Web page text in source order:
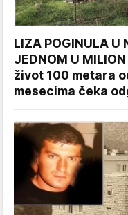
LIZA POGINULA U
JEDNOM U
život 100 metara
mesecima čeka